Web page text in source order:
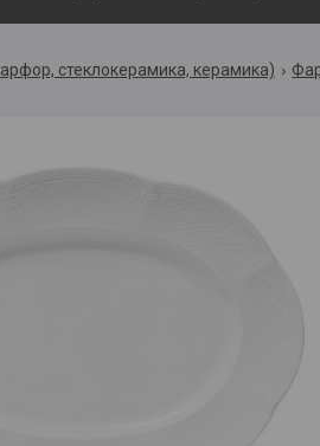
стеклокерамика, керамика)